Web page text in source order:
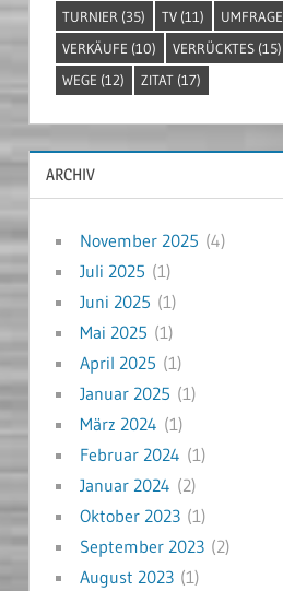
TURNIER (35) TV (11) UMFRAGE
VERKÄUFE (10) VERRÜCKTES (15)
WEGE (12) ZITAT (17)
ARCHIV
November 2025 (4)
Juli 2025 (1)
Juni 2025 (1)
Mai 2025 (1)
April 2025 (1)
Januar 2025 (1)
März 2024 (1)
Februar 2024 (1)
Januar 2024 (2)
Oktober 2023(1)
September 2023(2)
August 2023(1)